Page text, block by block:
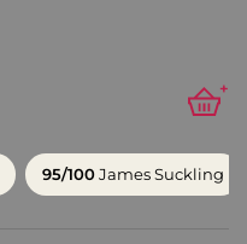
+
95/100James Suckling